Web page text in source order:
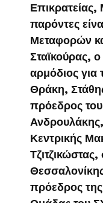
Επικρατείας,
παρόντες
Μεταφορών
Σταϊκούρας,
αρμόδιος για
Θράκη,
πρόεδρος
Κεντρικής
πρόεδρος της